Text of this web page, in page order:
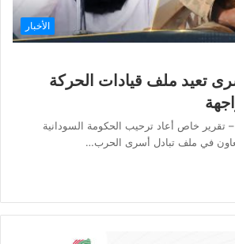
الأخبار
تعيد ملف قيادات الحركة
خاص أعاد ترحيب الحكومة السودانية
في ملف تبادل أسرى الحرب…